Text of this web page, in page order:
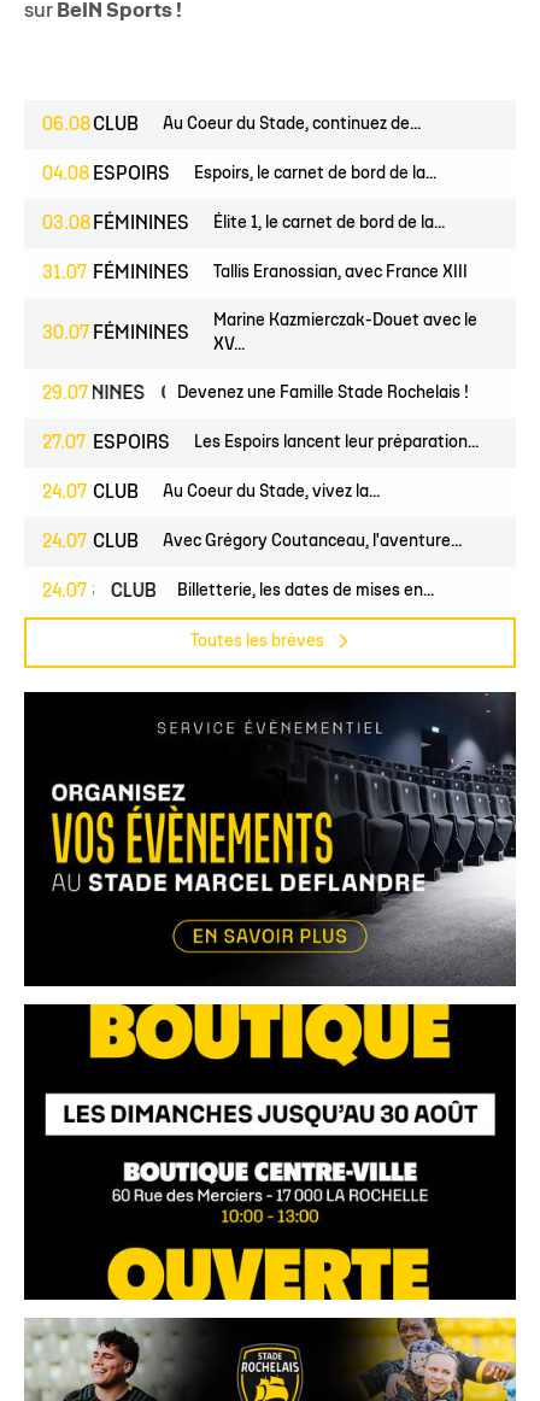
sur BeIN Sports !
06.08CLUB Au Coeur du Stade, continuez de...
04.08 ESPOIRS Espoirs, le carnet de bord de la...
03.08 FÉMININES Élite 1, le carnet de bord de la...
31.07 FÉMININES Tallis Eranossian, avec France XIII
30.07 FÉMININES
Marine Kazmierczak-Douet avec le
XV...
29.07
FÉMININES CLUB Devenez une Famille Stade Rochelais !
27.07 ESPOIRS Les Espoirs lancent leur préparation...
24.07 CLUB Au Coeur du Stade, vivez la...
24.07 CLUB Avec Grégory Coutanceau, l'aventure...
24.07
PROS CLUB Billetterie, les dates de mises en...
Toutes les brèves